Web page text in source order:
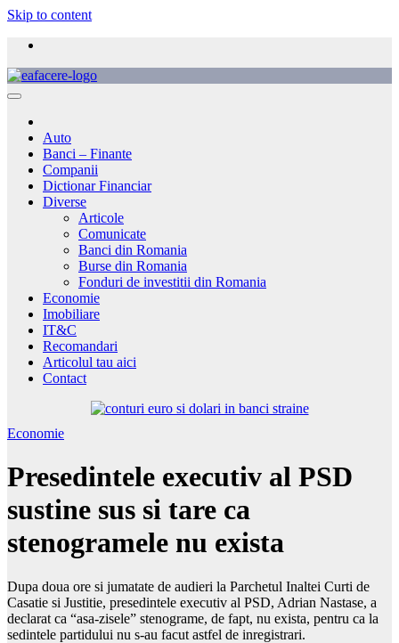
Skip to content
Auto
Banci – Finante
Companii
Dictionar Financiar
Diverse
Articole
Comunicate
Banci din Romania
Burse din Romania
Fonduri de investitii din Romania
Economie
Imobiliare
IT&C
Recomandari
Articolul tau aici
Contact
Economie
Presedintele executiv al PSD
sustine sus si tare ca
stenogramele nu exista
Dupa doua ore si jumatate de audieri la Parchetul Inaltei Curti de
Casatie si Justitie, presedintele executiv al PSD, Adrian Nastase, a
declarat ca “asa-zisele” stenograme, de fapt, nu exista, pentru ca la
sedintele partidului nu s-au facut astfel de inregistrari.